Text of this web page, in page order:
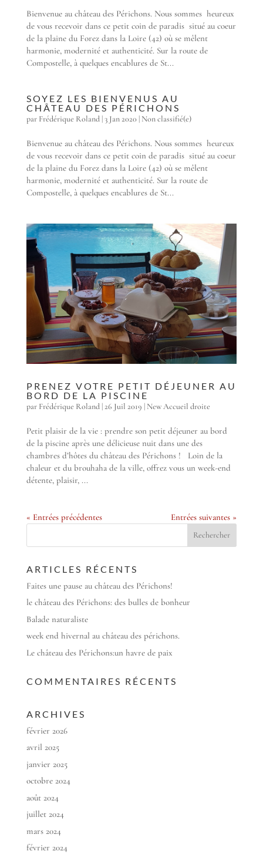
Bienvenue au château des Périchons. Nous sommes heureux
de vous recevoir dans ce petit coin de paradis situé au coeur
de la plaine du Forez dans la Loire (42) où se mêlent
harmonie, modernité et authenticité. Sur la route de
Compostelle, à quelques encablures de St...
SOYEZ LES BIENVENUS AU
CHÂTEAU DES PÉRICHONS
par Frédérique Roland|3 Jan 2020| Non classifié(e)
Bienvenue au château des Périchons. Nous sommes heureux
de vous recevoir dans ce petit coin de paradis situé au coeur
de la plaine du Forez dans la Loire (42) où se mêlent
harmonie, modernité et authenticité. Sur la route de
Compostelle, à quelques encablures de St...
PRENEZ VOTRE PETIT DÉJEUNER AU
BORD DE LA PISCINE
par Frédérique Roland|26 Juil 2019 | New Accueil droite
Petit plaisir de la vie : prendre son petit déjeuner au bord
de la piscine après une délicieuse nuit dans une des
chambres d’hôtes du château des Périchons ! Loin de la
chaleur et du brouhaha de la ville, offrez vous un week-end
détente, plaisir, ...
« Entrées précédentes Entrées suivantes »
ARTICLES RÉCENTS
Faites une pause au château des Périchons!
le château des Périchons: des bulles de bonheur
Balade naturaliste
week end hivernal au château des périchons.
Le château des Périchons:un havre de paix
COMMENTAIRES RÉCENTS
ARCHIVES
février 2026
avril 2025
janvier 2025
octobre 2024
août 2024
juillet 2024
mars 2024
février 2024